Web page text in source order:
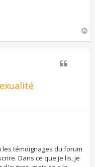
u
témoignages du forum
Dans ce que je lis, je